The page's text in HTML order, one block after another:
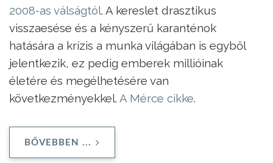
2008-as válságtól. A kereslet drasztikus
visszaesése és a kényszerű karanténok
hatására a krízis a munka világában is egyből
jelentkezik, ez pedig emberek millióinak
életére és megélhetésére van
következményekkel. A Mérce cikke.
BŐVEBBEN ...